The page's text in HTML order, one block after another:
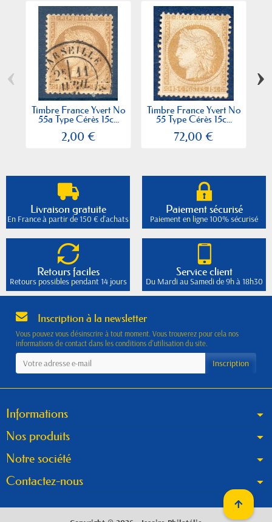
Timbre France Yvert No
55a Type Cérès 15c...
2,00 €
Timbre France Yvert No
55 Type Cérès 15c...
72,00 €
‹ ›
Livraison gratuite
En France à partir de 150 € d'achats
Paiement sécurisé
Paiement en ligne 100% sécurisé
Retours faciles
Retours possibles pendant 14 jours
Service client
Du Mardi au Samedi de 9h à 18h30
Inscription à la newsletter
Vous pouvez vous désinscrire à tout moment. Vous trouverez pour cela nos
informations de contact dans les conditions d'utilisation du site.
Informations
Nos produits
Notre société
Contactez-nous